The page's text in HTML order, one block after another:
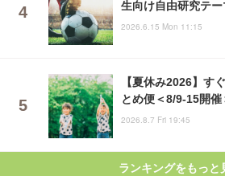
生向け自由研究テ
2026.6.15 Mon 11:15
【夏休み2026】す
とめ便＜8/9-15開催
2026.8.7 Fri 19:45
ランキングをもっと